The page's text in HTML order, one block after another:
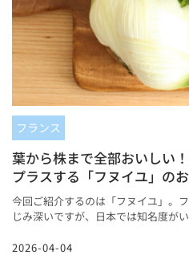
フランス
葉から株まで全部おいしい
プラスする「フヌイユ」の
今回ご紹介するのは「フヌイユ」。
じみ深いですが、日本では知名度が
2026-04-04